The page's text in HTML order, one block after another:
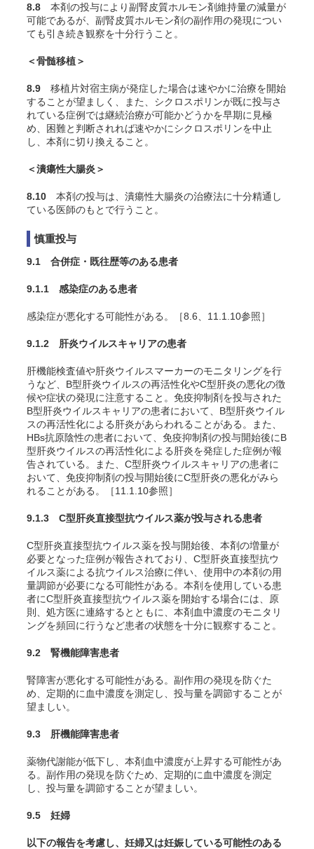
8.8 本剤の投与により副腎皮質ホルモン剤維持量の減量が
可能であるが、副腎皮質ホルモン剤の副作用の発現につい
ても引き続き観察を十分行うこと。
＜骨髄移植＞
8.9 移植片対宿主病が発症した場合は速やかに治療を開始
することが望ましく、また、シクロスポリンが既に投与さ
れている症例では継続治療が可能かどうかを早期に見極
め、困難と判断されれば速やかにシクロスポリンを中止
し、本剤に切り換えること。
＜潰瘍性大腸炎＞
8.10 本剤の投与は、潰瘍性大腸炎の治療法に十分精通し
ている医師のもとで行うこと。
慎重投与
9.1 合併症・既往歴等のある患者
9.1.1 感染症のある患者
感染症が悪化する可能性がある。［8.6、11.1.10参照］
9.1.2 肝炎ウイルスキャリアの患者
肝機能検査値や肝炎ウイルスマーカーのモニタリングを行
うなど、B型肝炎ウイルスの再活性化やC型肝炎の悪化の徴
候や症状の発現に注意すること。免疫抑制剤を投与された
B型肝炎ウイルスキャリアの患者において、B型肝炎ウイル
スの再活性化による肝炎があらわれることがある。また、
HBs抗原陰性の患者において、免疫抑制剤の投与開始後にB
型肝炎ウイルスの再活性化による肝炎を発症した症例が報
告されている。また、C型肝炎ウイルスキャリアの患者に
おいて、免疫抑制剤の投与開始後にC型肝炎の悪化がみら
れることがある。［11.1.10参照］
9.1.3 C型肝炎直接型抗ウイルス薬が投与される患者
C型肝炎直接型抗ウイルス薬を投与開始後、本剤の増量が
必要となった症例が報告されており、C型肝炎直接型抗ウ
イルス薬による抗ウイルス治療に伴い、使用中の本剤の用
量調節が必要になる可能性がある。本剤を使用している患
者にC型肝炎直接型抗ウイルス薬を開始する場合には、原
則、処方医に連絡するとともに、本剤血中濃度のモニタリ
ングを頻回に行うなど患者の状態を十分に観察すること。
9.2 腎機能障害患者
腎障害が悪化する可能性がある。副作用の発現を防ぐた
め、定期的に血中濃度を測定し、投与量を調節することが
望ましい。
9.3 肝機能障害患者
薬物代謝能が低下し、本剤血中濃度が上昇する可能性があ
る。副作用の発現を防ぐため、定期的に血中濃度を測定
し、投与量を調節することが望ましい。
9.5 妊婦
以下の報告を考慮し、妊婦又は妊娠している可能性のある